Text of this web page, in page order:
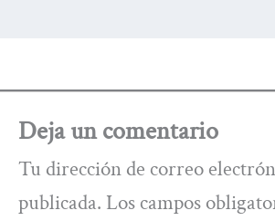
Deja un comentario
Tu dirección de correo
publicada. Los campos